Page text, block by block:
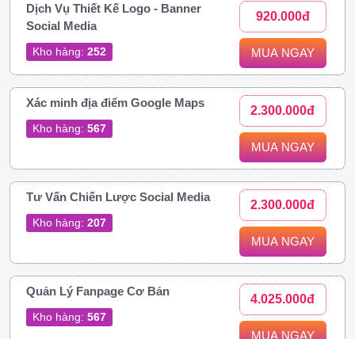
Dịch Vụ Thiết Kế Logo - Banner
Social Media
Kho hàng: 252
920.000đ
MUA NGAY
Xác minh địa điểm Google Maps
Kho hàng: 567
2.300.000đ
MUA NGAY
Tư Vấn Chiến Lược Social Media
Kho hàng: 207
2.300.000đ
MUA NGAY
Quản Lý Fanpage Cơ Bản
Kho hàng: 567
4.025.000đ
MUA NGAY